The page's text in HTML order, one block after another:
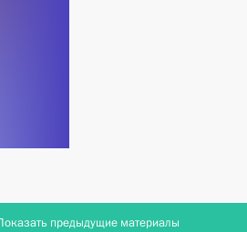
предыдущие материалы